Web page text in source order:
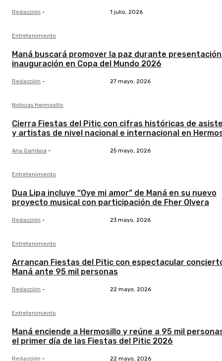
Redacción - 1 julio, 2026
Entretenimiento
Maná buscará promover la paz durante
inauguración en Copa del Mundo 2026
Redacción - 27 mayo, 2026
Noticias Hermosillo
Cierra Fiestas del Pitic con cifras históricas de
y artistas de nivel nacional e internacional en
Ana Gamboa - 25 mayo, 2026
Entretenimiento
Dua Lipa incluye “Oye mi amor” de Maná en su nuevo
proyecto musical con participación de Fher Olvera
Redacción - 23 mayo, 2026
Entretenimiento
Arrancan Fiestas del Pitic con espectacular
Maná ante 95 mil personas
Redacción - 22 mayo, 2026
Entretenimiento
Maná enciende a Hermosillo y reúne a 95 mil
el primer día de las Fiestas del Pitic 2026
Redacción - 22 mayo, 2026